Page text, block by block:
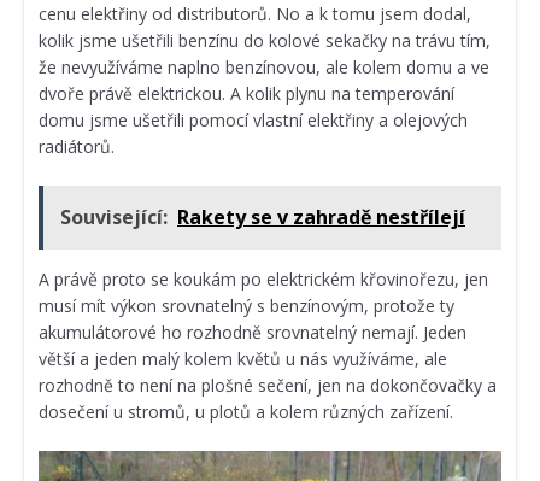
cenu elektřiny od distributorů. No a k tomu jsem dodal,
kolik jsme ušetřili benzínu do kolové sekačky na trávu tím,
že nevyužíváme naplno benzínovou, ale kolem domu a ve
dvoře právě elektrickou. A kolik plynu na temperování
domu jsme ušetřili pomocí vlastní elektřiny a olejových
radiátorů.
Související: Rakety se v zahradě nestřílejí
A právě proto se koukám po elektrickém křovinořezu, jen
musí mít výkon srovnatelný s benzínovým, protože ty
akumulátorové ho rozhodně srovnatelný nemají. Jeden
větší a jeden malý kolem květů u nás využíváme, ale
rozhodně to není na plošné sečení, jen na dokončovačky a
dosečení u stromů, u plotů a kolem různých zařízení.